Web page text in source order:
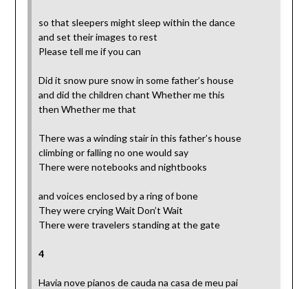
so that sleepers might sleep within the dance
and set their images to rest
Please tell me if you can
Did it snow pure snow in some father’s house
and did the children chant Whether me this
then Whether me that
There was a winding stair in this father’s house
climbing or falling no one would say
There were notebooks and nightbooks
and voices enclosed by a ring of bone
They were crying Wait Don’t Wait
There were travelers standing at the gate
4
Havia nove pianos de cauda na casa de meu pai